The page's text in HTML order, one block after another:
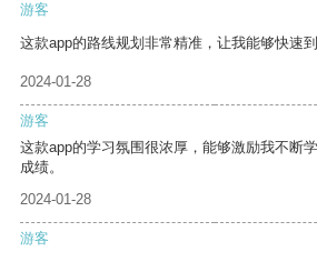
游客
这款app的路线规划非常精准，让我能够快速到
2024-01-28
游客
这款app的学习氛围很浓厚，能够激励我不断
成绩。
2024-01-28
游客